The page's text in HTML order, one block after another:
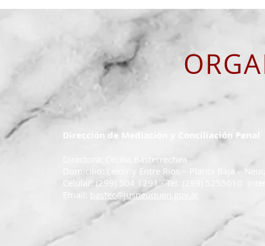
Dirección de Mediación y Conciliación Penal
Directora: Cecilia Basterrechea
Domicilio: Leloir y Entre Ríos – Planta Baja –
Celular: (299) 504 1291 - Tel: (299) 5255010
Email: bastec@jusneuquen.gov.ar